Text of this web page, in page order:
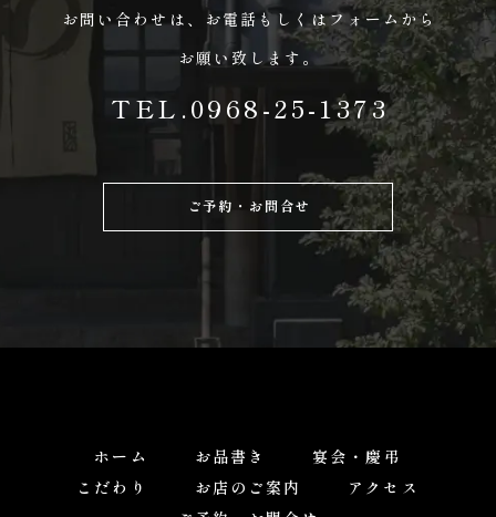
お問い合わせは、
お電話もしくはフォームから
お願い致します。
TEL.0968-25-1373
ご予約・お問合せ
ホーム お品書き
宴会・慶弔
こだわり
お店のご案内
アクセス